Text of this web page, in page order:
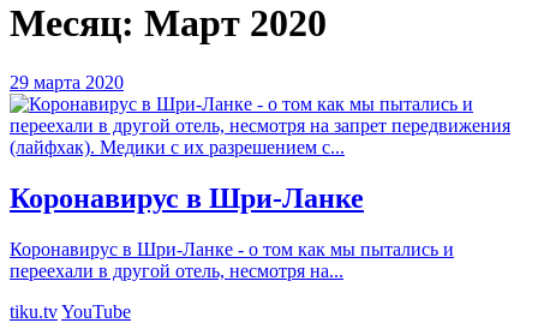
Месяц: Март 2020
29 марта 2020
Коронавирус в Шри-Ланке
Коронавирус в Шри-Ланке - о том как мы пытались и
переехали в другой отель, несмотря на...
tiku.tvYouTube